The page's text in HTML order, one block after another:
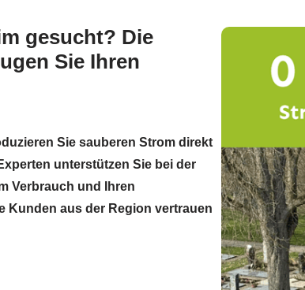
gesucht? Die
Sie Ihren
Sie sauberen Strom direkt
unterstützen Sie bei der
Verbrauch und Ihren
Kunden aus der Region vertrauen